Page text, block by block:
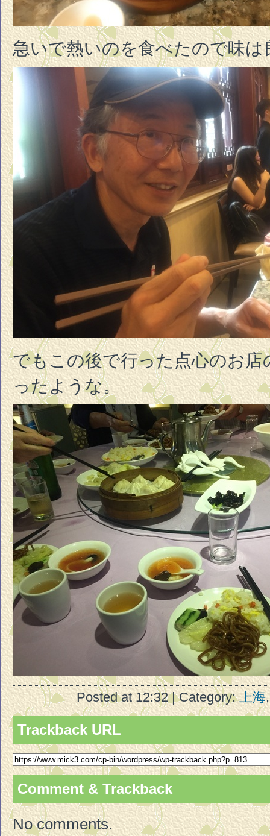
急いで熱いのを食べたので味
でもこの後で行った点心のお
ったような。
Posted at 12:32 | Category:上海
Trackback URL
Comment & Trackback
No comments.